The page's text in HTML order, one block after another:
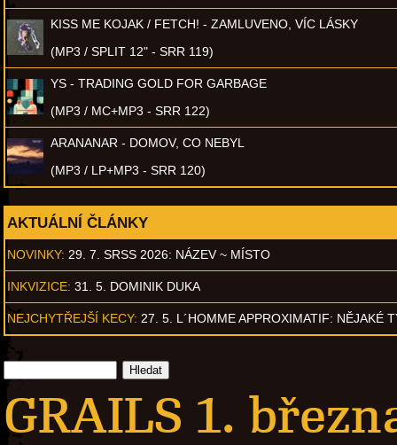
KISS ME KOJAK / FETCH! - ZAMLUVENO, VÍC LÁSKY
(MP3 / SPLIT 12" - SRR 119)
YS - TRADING GOLD FOR GARBAGE
(MP3 / MC+MP3 - SRR 122)
ARANANAR - DOMOV, CO NEBYL
(MP3 / LP+MP3 - SRR 120)
AKTUÁLNÍ ČLÁNKY
NOVINKY: 29. 7. SRSS 2026: NÁZEV ~ MÍSTO
INKVIZICE: 31. 5. DOMINIK DUKA
NEJCHYTŘEJŠÍ KECY: 27. 5. L´HOMME APPROXIMATIF: NĚJAKÉ
GRAILS 1.